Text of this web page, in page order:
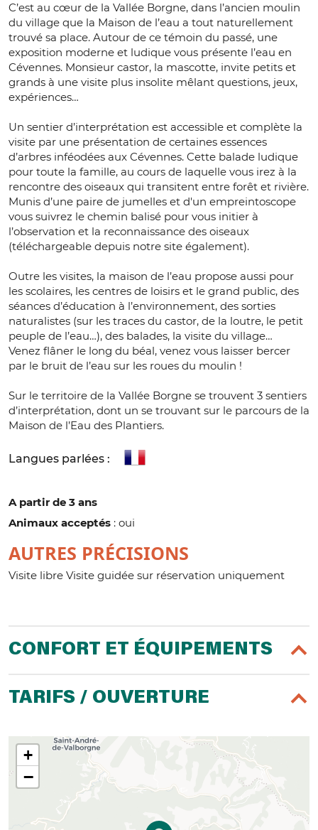
C’est au cœur de la Vallée Borgne, dans l’ancien moulin
du village que la Maison de l’eau a tout naturellement
trouvé sa place. Autour de ce témoin du passé, une
exposition moderne et ludique vous présente l’eau en
Cévennes. Monsieur castor, la mascotte, invite petits et
grands à une visite plus insolite mêlant questions, jeux,
expériences…
Un sentier d’interprétation est accessible et complète la
visite par une présentation de certaines essences
d’arbres inféodées aux Cévennes. Cette balade ludique
pour toute la famille, au cours de laquelle vous irez à la
rencontre des oiseaux qui transitent entre forêt et rivière.
Munis d’une paire de jumelles et d'un empreintoscope
vous suivrez le chemin balisé pour vous initier à
l’observation et la reconnaissance des oiseaux
(téléchargeable depuis notre site également).
Outre les visites, la maison de l’eau propose aussi pour
les scolaires, les centres de loisirs et le grand public, des
séances d’éducation à l’environnement, des sorties
naturalistes (sur les traces du castor, de la loutre, le petit
peuple de l’eau…), des balades, la visite du village…
Venez flâner le long du béal, venez vous laisser bercer
par le bruit de l’eau sur les roues du moulin !
Sur le territoire de la Vallée Borgne se trouvent 3 sentiers
d’interprétation, dont un se trouvant sur le parcours de la
Maison de l’Eau des Plantiers.
Langues parlées :
A partir de 3 ans
Animaux acceptés : oui
AUTRES PRÉCISIONS
Visite libre Visite guidée sur réservation uniquement
CONFORT ET ÉQUIPEMENTS
TARIFS / OUVERTURE
+
−